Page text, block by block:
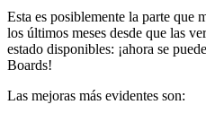
Esta es posiblemente la parte que
los últimos meses desde que las
estado disponibles: ¡ahora se
Boards!
Las mejoras más evidentes son: